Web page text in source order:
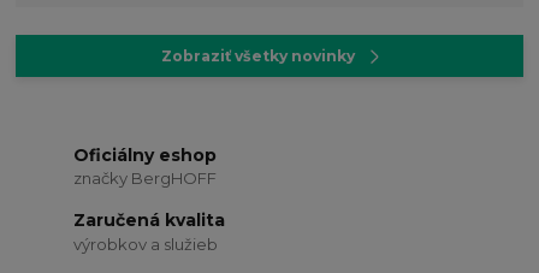
Zobraziť všetky novinky
Oficiálny eshop
značky BergHOFF
Zaručená kvalita
výrobkov a služieb